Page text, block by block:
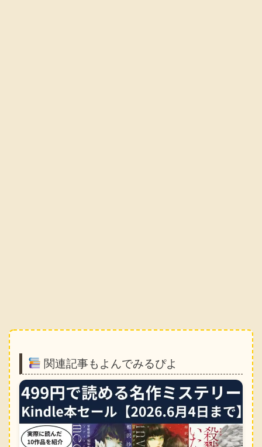
関連記事もよんでみるぴよ